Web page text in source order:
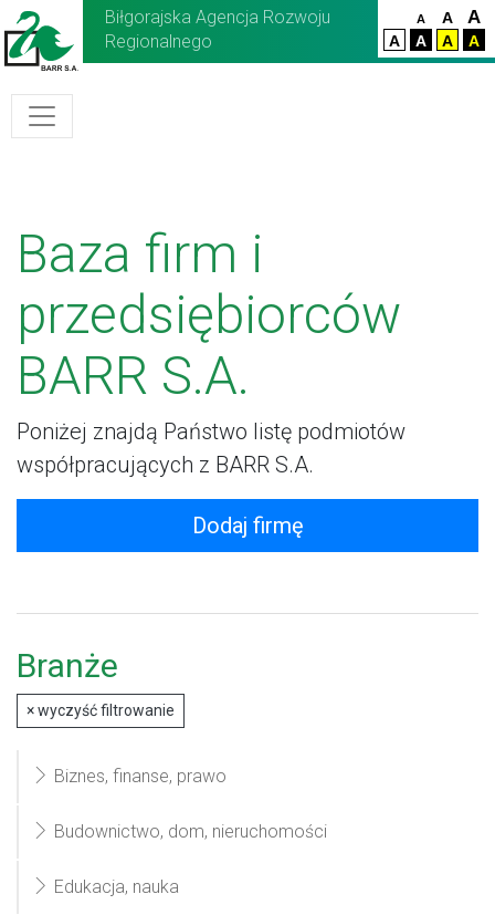
Biłgorajska Agencja Rozwoju
Regionalnego
A A A
A A A A
Baza firm i
przedsiębiorców
BARR S.A.
Poniżej znajdą Państwo listę podmiotów
współpracujących z BARR S.A.
Dodaj firmę
Branże
×wyczyść filtrowanie
Biznes, finanse, prawo
Budownictwo, dom, nieruchomości
Edukacja, nauka